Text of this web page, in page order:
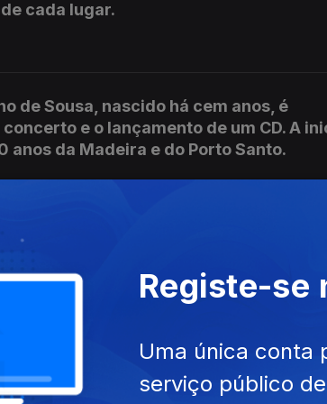
cada lugar.
de Sousa, nascido há cem anos, é
e o lançamento de um CD. A
da Madeira e do Porto Santo.
pôs fim à primeira guerra mundial
que participaram na guerra. Os
um testemunho importante para a
Madeira - é um bom exemplo de
Registe-se
Uma única conta
serviço público